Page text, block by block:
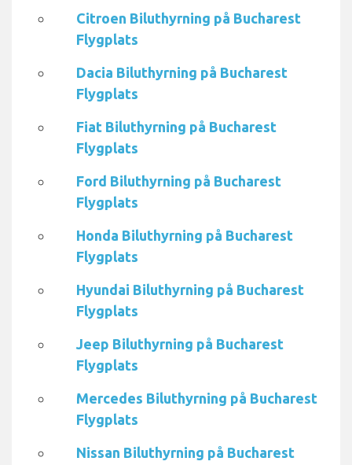
Citroen Biluthyrning på Bucharest
Flygplats
Dacia Biluthyrning på Bucharest
Flygplats
Fiat Biluthyrning på Bucharest
Flygplats
Ford Biluthyrning på Bucharest
Flygplats
Honda Biluthyrning på Bucharest
Flygplats
Hyundai Biluthyrning på Bucharest
Flygplats
Jeep Biluthyrning på Bucharest
Flygplats
Mercedes Biluthyrning på Bucharest
Flygplats
Nissan Biluthyrning på Bucharest